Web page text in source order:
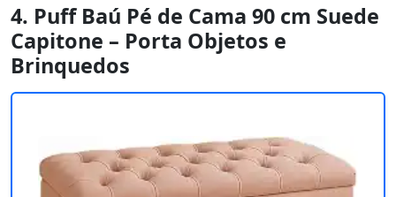
4. Puff Baú Pé de Cama 90 cm Suede
Capitone – Porta Objetos e
Brinquedos